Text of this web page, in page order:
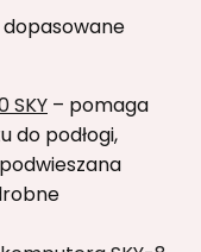
SKY – pomaga
do podłogi,